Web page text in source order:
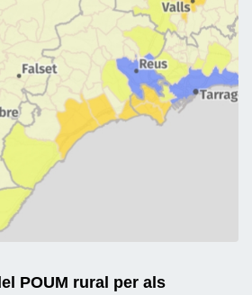
POUM rural per als